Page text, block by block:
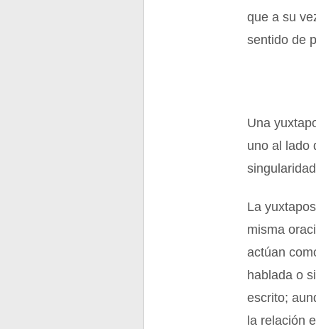
que a su
sentido de
Una
uno al lado
La
misma
actúan
hablada o
escrito;
la relación